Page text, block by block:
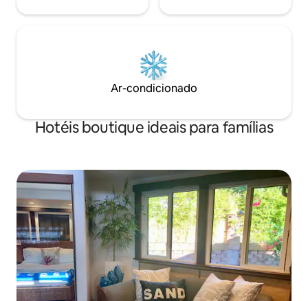
Ar-condicionado
Hotéis boutique ideais para famílias